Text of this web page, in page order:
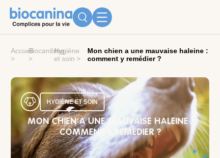
Accueil
>
Biocaniblog
>
Hygiène
et soin >
Mon chien a une mauvaise haleine :
comment y remédier ?
HYGIÈNE ET SOIN
MON CHIEN A UNE MAUVAISE HALEINE :
COMMENT Y REMÉDIER ?